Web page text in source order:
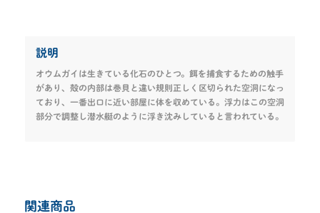
説明
オウムガイは生きている化石のひとつ。餌を捕食するための触手
があり、殻の内部は巻貝と違い規則正しく区切られた空洞になっ
ており、一番出口に近い部屋に体を収めている。浮力はこの空洞
部分で調整し潜水艇のように浮き沈みしていると言われている。
関連商品